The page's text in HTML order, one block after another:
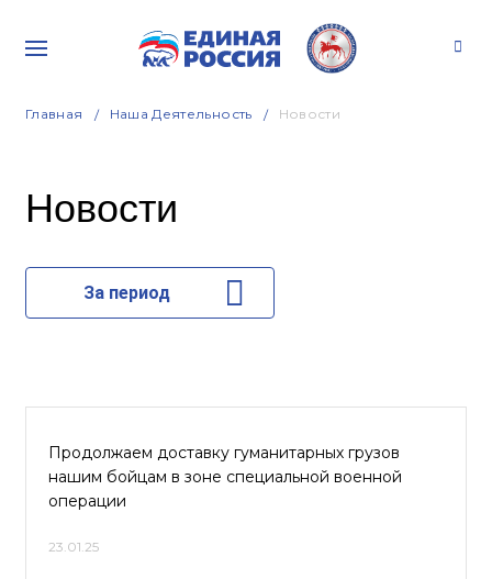
Главная Наша Деятельность Новости
Новости
За период
Продолжаем доставку гуманитарных грузов
нашим бойцам в зоне специальной военной
операции
23.01.25